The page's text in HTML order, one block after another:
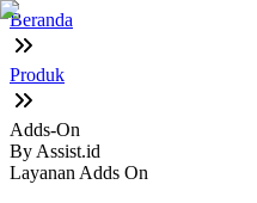
Beranda
Produk
Adds-On
By Assist.id
Layanan Adds On